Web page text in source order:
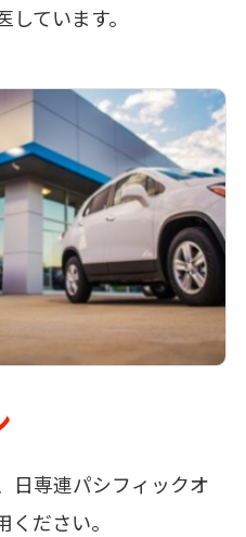
ています。
日専連パシフィックオ
ださい。